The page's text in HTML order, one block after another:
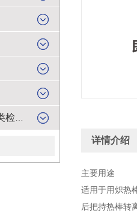
详情介绍
主要用途
适用于用炽热
后把持热棒转